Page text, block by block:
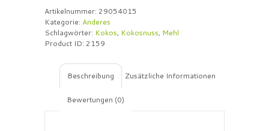
Artikelnummer: 29054015
Kategorie: Anderes
Schlagwörter: Kokos, Kokosnuss, Mehl
Product ID: 2159
Beschreibung Zusätzliche Informationen
Bewertungen (0)